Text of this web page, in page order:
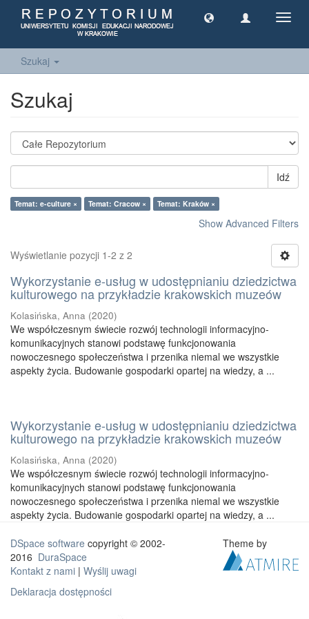
Szukaj
Szukaj
Idź
Temat: e-culture × Temat: Cracow × Temat: Kraków ×
Show Advanced Filters
Wyświetlanie pozycji 1-2 z 2
Wykorzystanie e-usług w udostępnianiu dziedzictwa
kulturowego na przykładzie krakowskich muzeów
Kolasińska, Anna (2020)
We współczesnym świecie rozwój technologii informacyjno-
komunikacyjnych stanowi podstawę funkcjonowania
nowoczesnego społeczeństwa i przenika niemal we wszystkie
aspekty życia. Budowanie gospodarki opartej na wiedzy, a ...
Wykorzystanie e-usług w udostępnianiu dziedzictwa
kulturowego na przykładzie krakowskich muzeów
Kolasińska, Anna (2020)
We współczesnym świecie rozwój technologii informacyjno-
komunikacyjnych stanowi podstawę funkcjonowania
nowoczesnego społeczeństwa i przenika niemal we wszystkie
aspekty życia. Budowanie gospodarki opartej na wiedzy, a ...
DSpace software copyright © 2002-
2016 DuraSpace
Kontakt z nami | Wyślij uwagi
Deklaracja dostępności
Theme by